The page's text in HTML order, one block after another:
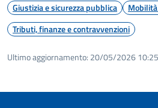
Giustizia e sicurezza pubblica
Tributi, finanze e contravvenzioni
Ultimo aggiornamento: 20/05/2026